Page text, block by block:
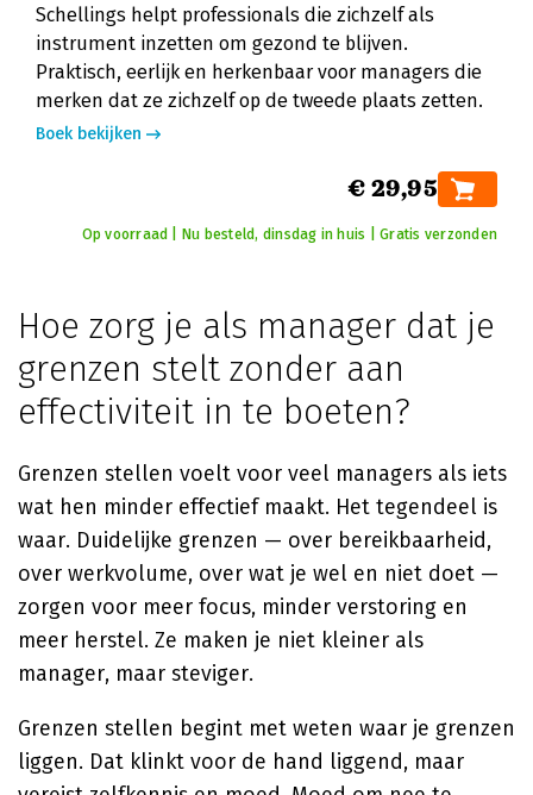
Schellings helpt professionals die zichzelf als
instrument inzetten om gezond te blijven.
Praktisch, eerlijk en herkenbaar voor managers die
merken dat ze zichzelf op de tweede plaats zetten.
Boek bekijken
€ 29,95
Op voorraad | Nu besteld, dinsdag in huis | Gratis verzonden
Hoe zorg je als manager dat je
grenzen stelt zonder aan
effectiviteit in te boeten?
Grenzen stellen voelt voor veel managers als iets
wat hen minder effectief maakt. Het tegendeel is
waar. Duidelijke grenzen — over bereikbaarheid,
over werkvolume, over wat je wel en niet doet —
zorgen voor meer focus, minder verstoring en
meer herstel. Ze maken je niet kleiner als
manager, maar steviger.
Grenzen stellen begint met weten waar je grenzen
liggen. Dat klinkt voor de hand liggend, maar